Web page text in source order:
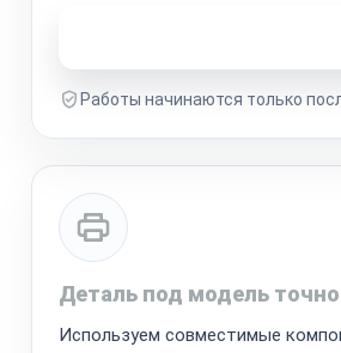
Работы начинаются только
Деталь под модель точно
Используем совместимые